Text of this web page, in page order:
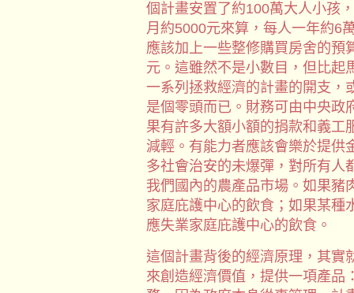
個計畫安置了約100萬大人小孩
月約5000元來算，每人一年約6
應該加上一些整修購買房舍的預
元。這雖然不是小數目，但比起
一系列拯救經濟的計畫的開支，
是個零頭而已。財務可由中央政
果有許多大額小額的捐款和義工
減輕。有能力者應該會樂於提供
多社會治安的未爆彈，對所有人
我們國內的農產品市場。如果豬
家庭庇護中心的飲食；如果某種
應失業家庭庇護中心的飲食。
這個計畫背後的經濟原理，其實
來創造經濟價值，提供一項產品